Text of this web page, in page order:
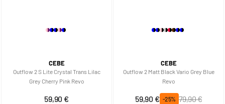
CEBE
Outflow 2 S Lite Crystal Trans Lilac
Grey Cherry Pink Revo
59,90 €
CEBE
Outflow 2 Matt Black Vario Grey Blue
Revo
Prix spécial
59,90 € -25%
Prix normal
79,90 €